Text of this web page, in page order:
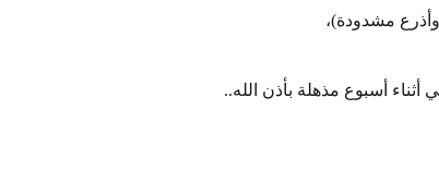
مشدودة)،
أسبوع مذهلة بأذن الله..